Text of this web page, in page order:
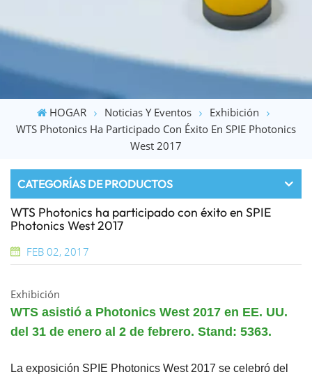
HOGAR Noticias Y Eventos
Exhibición
WTS Photonics Ha Participado Con Éxito En SPIE Photonics
West 2017
CATEGORÍAS DE PRODUCTOS
WTS Photonics ha participado con éxito en SPIE
Photonics West 2017
FEB 02, 2017
Exhibición
WTS asistió a Photonics West 2017 en EE. UU.
del 31 de enero al 2 de febrero. Stand: 5363.
La exposición SPIE Photonics West 2017 se celebró del